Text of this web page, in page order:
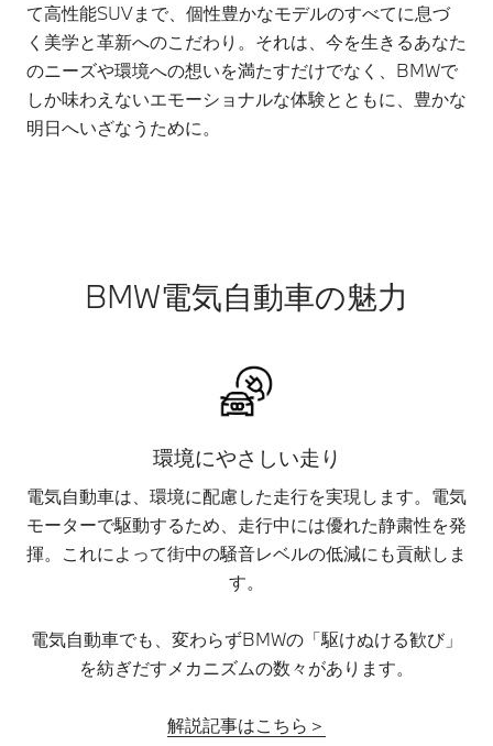
て高性能SUVまで、個性豊かなモデルのすべてに息づ
く美学と革新へのこだわり。それは、今を生きるあなた
のニーズや環境への想いを満たすだけでなく、BMWで
しか味わえないエモーショナルな体験とともに、豊かな
明日へいざなうために。
BMW電気自動車の魅力
環境にやさしい走り
電気自動車は、環境に配慮した走行を実現します。電気
モーターで駆動するため、走行中には優れた静粛性を発
揮。これによって街中の騒音レベルの低減にも貢献しま
す。
電気自動車でも、変わらずBMWの「駆けぬける歓び」
を紡ぎだすメカニズムの数々があります。
解説記事はこちら＞